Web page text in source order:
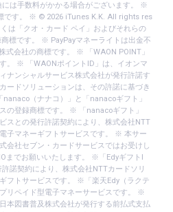
は手数料がかかる場合がございます。 ※
です。 ※ © 2026 iTunes K.K. All rights res
は「クオ・カード ペイ」およびそれらの
標です。 ※ PayPayマネーライトは出金不
式会社の商標です。 ※ 「WAON POINT」
。 ※ 「WAONポイントID」は、イオンマ
ナンシャルサービス株式会社が発行許諾す
ードソリューションは、その許諾に基づき
（ナナコ）」と「nanacoギフト」
の登録商標です。 ※ 「nanacoギフト」
スとの発行許諾契約により、株式会社NTT
子マネーギフトサービスです。 ※ 本サー
会社セブン・カードサービスではお受けし
までお願いいたします。 ※「EdyギフトI
諾契約により、株式会社NTTカードソリ
フトサービスです。 ※「楽天Edy（ラクテ
リペイド型電子マネーサービスです。 ※
本図書普及株式会社が発行する前払式支払